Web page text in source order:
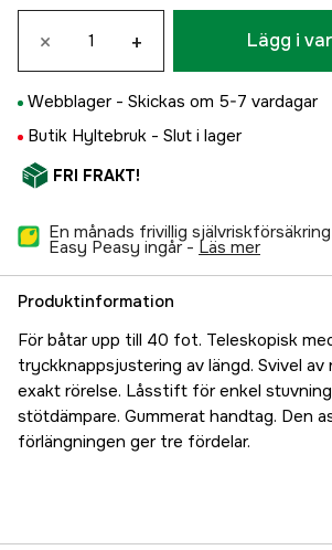
× + Lägg i
Webblager - Skickas om 5-7 vardagar
Butik Hyltebruk - Slut i lager
FRI FRAKT!
En månads frivillig
Easy Peasy ingår - läs mer
Produktinformation
För båtar upp till 40 fot. Teleskopisk
tryckknappsjustering av längd. Svivel
exakt rörelse. Låsstift för enkel
stötdämpare. Gummerat handtag. Den
förlängningen ger tre fördelar.